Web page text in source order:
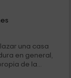
una casa
en general,
de la...